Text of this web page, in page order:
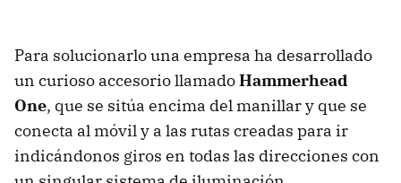
Para solucionarlo una empresa ha desarrollado
un curioso accesorio llamadoHammerhead
One, que se sitúa encima del manillar y que se
conecta al móvil y a las rutas creadas para ir
indicándonos giros en todas las direcciones con